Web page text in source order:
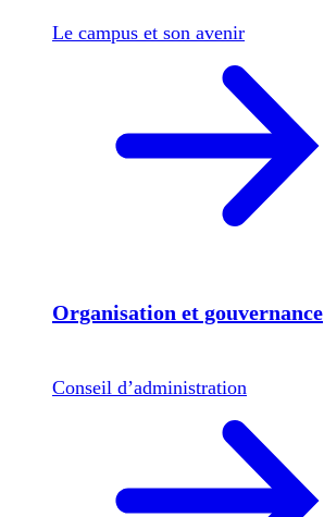
Le campus et son avenir
Organisation et gouvernance
Conseil d’administration